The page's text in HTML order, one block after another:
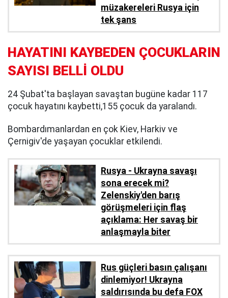
müzakereleri Rusya için
tek şans
HAYATINI KAYBEDEN ÇOCUKLARIN
SAYISI BELLİ OLDU
24 Şubat'ta başlayan savaştan bugüne kadar 117
çocuk hayatını kaybetti,155 çocuk da yaralandı.
Bombardımanlardan en çok Kiev, Harkiv ve
Çernigiv'de yaşayan çocuklar etkilendi.​​
Rusya - Ukrayna savaşı
sona erecek mi?
Zelenskiy'den barış
görüşmeleri için flaş
açıklama: Her savaş bir
anlaşmayla biter
Rus güçleri basın çalışanı
dinlemiyor! Ukrayna
saldırısında bu defa FOX